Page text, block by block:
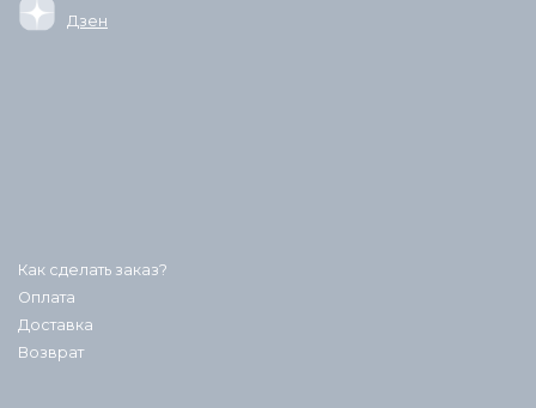
Дзен
Как сделать заказ?
Оплата
Доставка
Возврат